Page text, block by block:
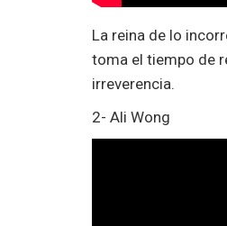
La reina de lo
toma el tiempo de
irreverencia.
2- Ali Wong